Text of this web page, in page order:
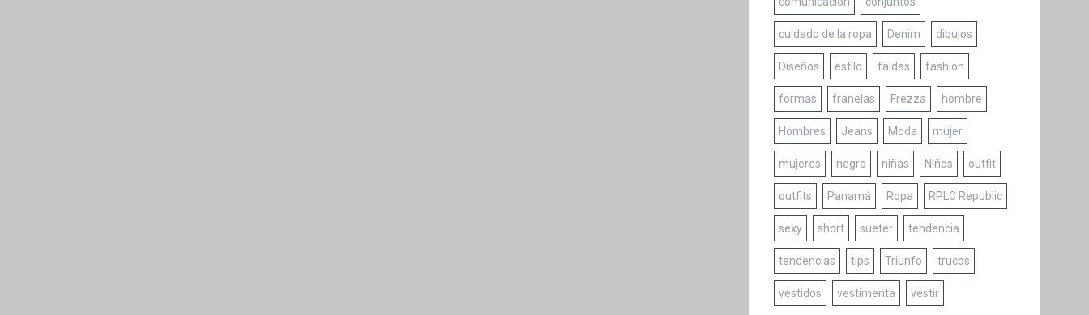
cuidado de la ropa Denim dibujos
Diseños estilo faldas fashion
formas franelas Frezza hombre
Hombres Jeans Moda mujer
mujeres negro niñas Niños outfit
outfits Panamá Ropa RPLC Republic
sexy short sueter tendencia
tendencias tips Triunfo trucos
vestidos vestimenta vestir